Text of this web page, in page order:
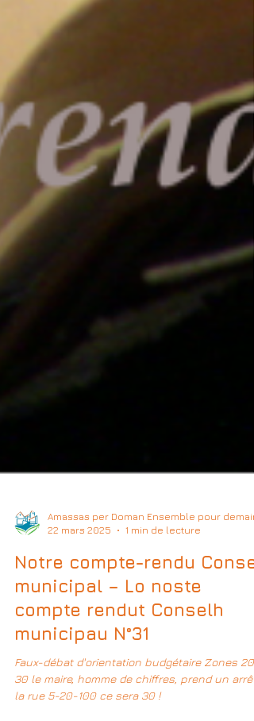
Amassas per Doman Ensemble pour demain
22 mars 2025
1 min de lecture
Notre compte-rendu
municipal – Lo noste
compte rendut Conselh
municipau N°31